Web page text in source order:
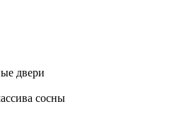
двери
сосны